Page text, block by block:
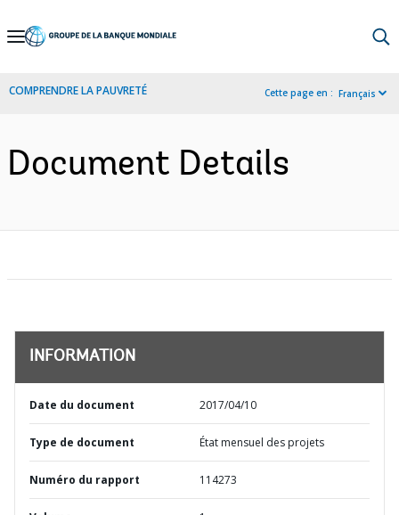
Skip
Navigation
COMPRENDRE LA PAUVRETÉ Cette page en : Français
Document Details
INFORMATION
Date du document 2017/04/10
Type de document État mensuel des projets
Numéro du rapport 114273